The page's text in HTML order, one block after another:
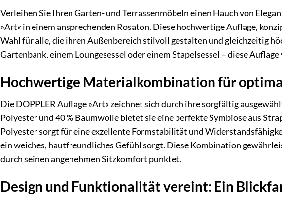
Verleihen Sie Ihren Garten- und Terrassenmöbeln einen Hauch von
»Art« in einem ansprechenden Rosaton. Diese hochwertige Auflage,
Wahl für alle, die ihren Außenbereich stilvoll gestalten und gleichzeitig
Gartenbank, einem Loungesessel oder einem Stapelsessel – diese
Hochwertige Materialkombination für
Die DOPPLER Auflage »Art« zeichnet sich durch ihre sorgfältig
Polyester und 40 % Baumwolle bietet sie eine perfekte Symbiose aus
Polyester sorgt für eine exzellente Formstabilität und
ein weiches, hautfreundliches Gefühl sorgt. Diese Kombination
durch seinen angenehmen Sitzkomfort punktet.
Design und Funktionalität vereint: Ein